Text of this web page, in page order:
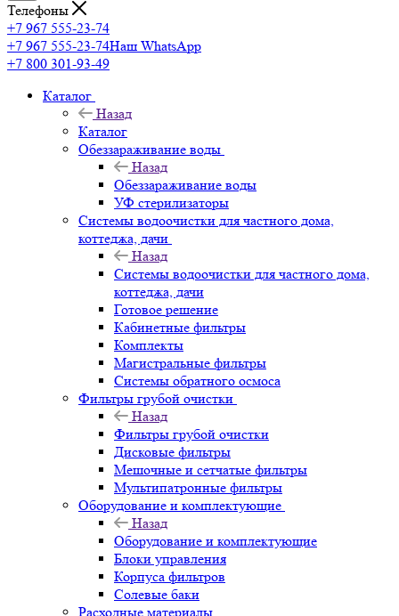
Телефоны
+7 967 555-23-74
+7 967 555-23-74Наш WhatsApp
+7 800 301-93-49
Каталог
Назад
Каталог
Обеззараживание воды
Назад
Обеззараживание воды
УФ стерилизаторы
Системы водоочистки для частного дома,
коттеджа, дачи
Назад
Системы водоочистки для частного дома,
коттеджа, дачи
Готовое решение
Кабинетные фильтры
Комплекты
Магистральные фильтры
Системы обратного осмоса
Фильтры грубой очистки
Назад
Фильтры грубой очистки
Дисковые фильтры
Мешочные и сетчатые фильтры
Мультипатронные фильтры
Оборудование и комплектующие
Назад
Оборудование и комплектующие
Блоки управления
Корпуса фильтров
Солевые баки
Расходные материалы